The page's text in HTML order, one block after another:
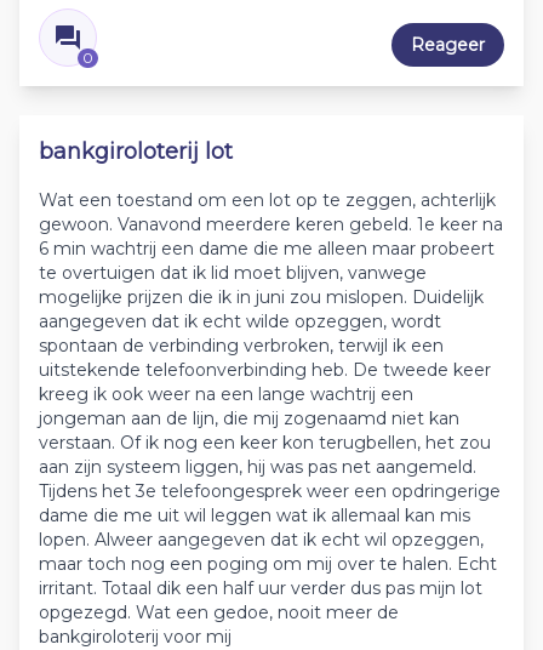
0
Reageer
bankgiroloterij lot
Wat een toestand om een lot op te zeggen, achterlijk
gewoon. Vanavond meerdere keren gebeld. 1e keer na
6 min wachtrij een dame die me alleen maar probeert
te overtuigen dat ik lid moet blijven, vanwege
mogelijke prijzen die ik in juni zou mislopen. Duidelijk
aangegeven dat ik echt wilde opzeggen, wordt
spontaan de verbinding verbroken, terwijl ik een
uitstekende telefoonverbinding heb. De tweede keer
kreeg ik ook weer na een lange wachtrij een
jongeman aan de lijn, die mij zogenaamd niet kan
verstaan. Of ik nog een keer kon terugbellen, het zou
aan zijn systeem liggen, hij was pas net aangemeld.
Tijdens het 3e telefoongesprek weer een opdringerige
dame die me uit wil leggen wat ik allemaal kan mis
lopen. Alweer aangegeven dat ik echt wil opzeggen,
maar toch nog een poging om mij over te halen. Echt
irritant. Totaal dik een half uur verder dus pas mijn lot
opgezegd. Wat een gedoe, nooit meer de
bankgiroloterij voor mij